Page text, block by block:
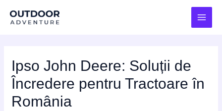
Ipso John Deere: Soluții de
Încredere pentru Tractoare în
România
navigation